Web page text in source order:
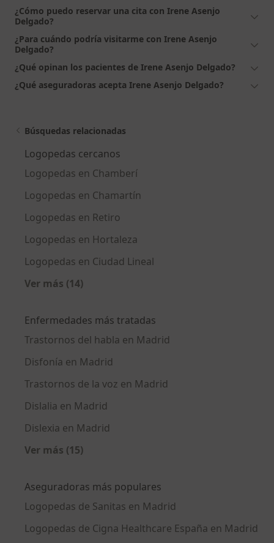
¿Cómo puedo reservar una cita con Irene Asenjo
Delgado?
¿Para cuándo podría visitarme con Irene Asenjo
Delgado?
¿Qué opinan los pacientes de Irene Asenjo Delgado?
¿Qué aseguradoras acepta Irene Asenjo Delgado?
Búsquedas relacionadas
Logopedas cercanos
Logopedas en Chamberí
Logopedas en Chamartín
Logopedas en Retiro
Logopedas en Hortaleza
Logopedas en Ciudad Lineal
Ver más (14)
Enfermedades más tratadas
Trastornos del habla en Madrid
Disfonía en Madrid
Trastornos de la voz en Madrid
Dislalia en Madrid
Dislexia en Madrid
Ver más (15)
Aseguradoras más populares
Logopedas de Sanitas en Madrid
Logopedas de Cigna Healthcare España en Madrid